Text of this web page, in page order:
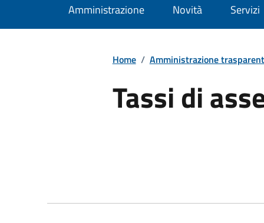
Amministrazione Novità Servizi
Home / Amministrazione
Tassi di